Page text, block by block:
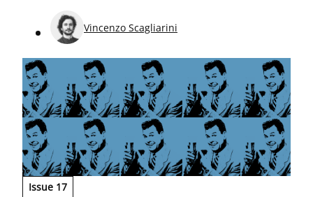
agentici.
Vincenzo Scagliarini
Issue 17